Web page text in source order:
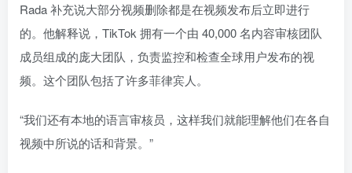
Rada 补充说大部分视频删除都是在视频发布后立即进行
的。他解释说，TikTok 拥有一个由 40,000 名内容审核团队
成员组成的庞大团队，负责监控和检查全球用户发布的视
频。这个团队包括了许多菲律宾人。
“我们还有本地的语言审核员，这样我们就能理解他们在各自
视频中所说的话和背景。”